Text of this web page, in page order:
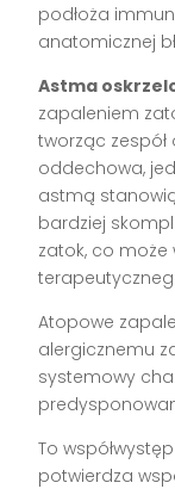
podłoża
anatomicznej
Astma
zapaleniem
tworząc
oddechowa,
astmą
bardziej
zatok, co
Atopowe
alergicznemu
systemowy
To
potwierdza